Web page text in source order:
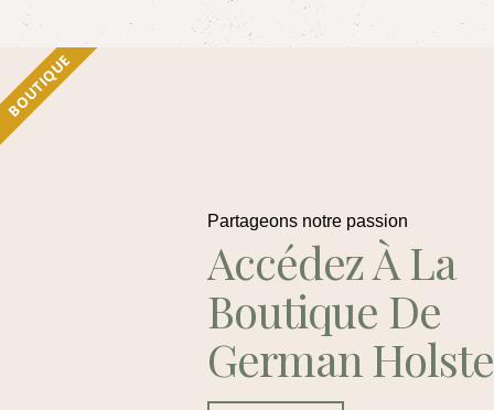
Partageons notre passion
Accédez À La
Boutique De
German
BOUTIQUE